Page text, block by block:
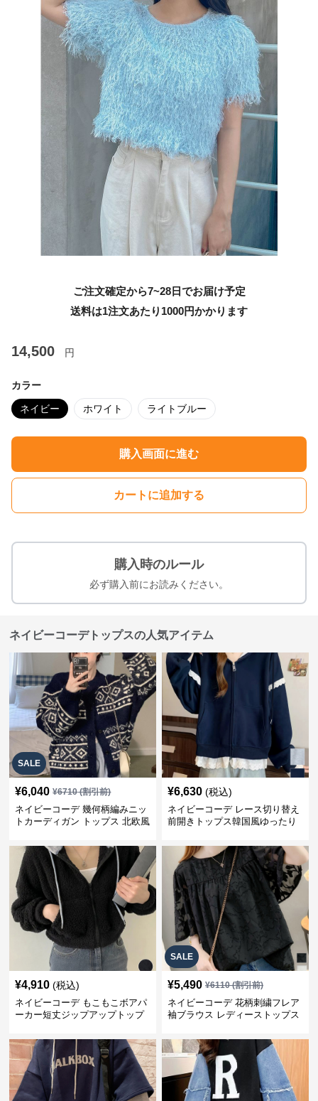
ご注文確定から7~28日でお届け予定
送料は1注文あたり 1000円かかります
14,500 円
カラー
ネイビー ホワイト ライトブルー
購入画面に進む
カートに追加する
購入時のルール
必ず購入前にお読みください。
ネイビーコーデトップスの人気アイテム
SALE
¥6,040 ¥6710(割引前)
ネイビーコーデ 幾何柄編みニッ
トカーディガン トップス 北欧風
¥6,630 (税込)
ネイビーコーデ レース切り替え
前開きトップス韓国風ゆったり
¥4,910 (税込)
ネイビーコーデ もこもこボアパ
ーカー短丈ジップアップトップ
SALE
¥5,490 ¥6110(割引前)
ネイビーコーデ 花柄刺繍フレア
袖ブラウス レディーストップス